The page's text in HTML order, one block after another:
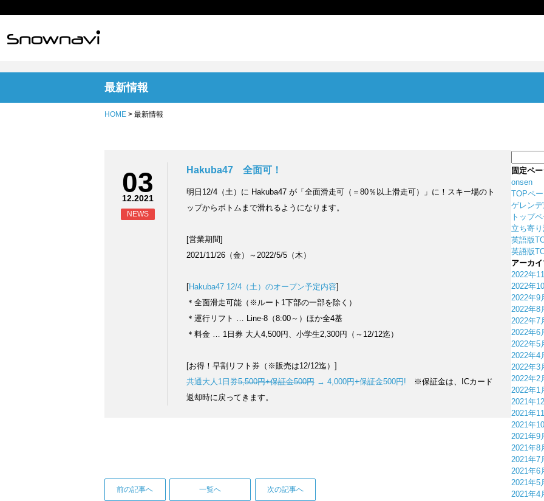
最新情報
HOME > 最新情報
03
12.2021
NEWS
Hakuba47 全面可！
明日12/4（土）に Hakuba47 が「全面滑走可（＝80％以上滑走可）」に！スキー場のト
ップからボトムまで滑れるようになります。
[営業期間]
2021/11/26（金）～2022/5/5（木）
[Hakuba47 12/4（土）のオープン予定内容]
＊全面滑走可能（※ルート1下部の一部を除く）
＊運行リフト … Line-8（8:00～）ほか全4基
＊料金 … 1日券 大人4,500円、小学生2,300円（～12/12迄）
[お得！早割リフト券（※販売は12/12迄）]
共通大人1日券5,500円+保証金500円 → 4,000円+保証金500円! ※保証金は、ICカード
返却時に戻ってきます。
前の記事へ 一覧へ 次の記事へ
索:
固定ペ
onsen
TOPペ
ゲレン
トップ
立ち寄
英語版
英語版
アーカ
2022年
2022年
2022年9
2022年8
2022年7
2022年6
2022年5
2022年4
2022年3
2022年2
2022年1
2021年
2021年
2021年
2021年9
2021年8
2021年7
2021年6
2021年5
2021年4